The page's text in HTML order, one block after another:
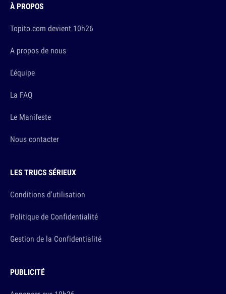
À PROPOS
Topito.com devient 10h26
A propos de nous
L'équipe
La FAQ
Le Manifeste
Nous contacter
LES TRUCS SÉRIEUX
Conditions d'utilisation
Politique de Confidentialité
Gestion de la Confidentialité
PUBLICITÉ